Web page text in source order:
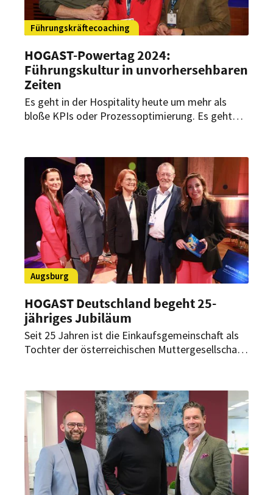
Führungskräftecoaching
HOGAST-Powertag 2024:
Führungskultur in unvorhersehbaren
Zeiten
Es geht in der Hospitality heute um mehr als
bloße KPIs oder Prozessoptimierung. Es geht
Menschen gerecht wird. Wie Gastgeber dies
schaffen, demonstrierte Bodo Janssen beim
diesjährigen HOGAST-Powertag in Zell am See.
Augsburg
HOGAST Deutschland begeht 25-
jähriges Jubiläum
Seit 25 Jahren ist die Einkaufsgemeinschaft als
Tochter der österreichischen Muttergesellschaft
großen Symposium feierte die HOGAST
Deutschland daher nun am 16. Mai in Augsburg
die Meilensteine in der
Unternehmensgeschichte.